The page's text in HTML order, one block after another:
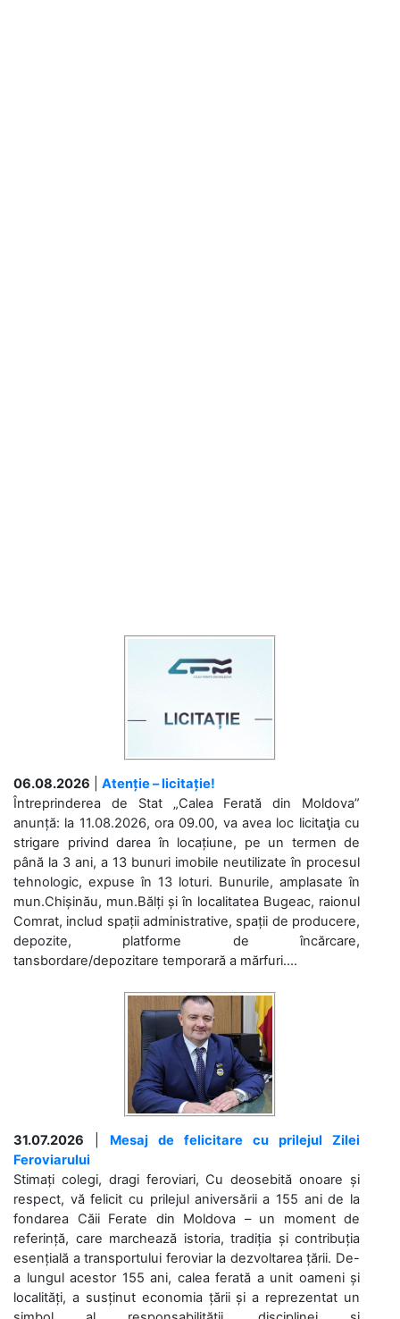
06.08.2026
Atenție – licitație!
Întreprinderea de Stat „Calea Ferată din Moldova”
anunță: la 11.08.2026, ora 09.00, va avea loc licitaţia cu
strigare privind darea în locațiune, pe un termen de
până la 3 ani, a 13 bunuri imobile neutilizate în procesul
tehnologic, expuse în 13 loturi. Bunurile, amplasate în
mun.Chișinău, mun.Bălți și în localitatea Bugeac, raionul
Comrat, includ spații administrative, spații de producere,
depozite, platforme de încărcare,
tansbordare/depozitare temporară a mărfuri....
31.07.2026
Mesaj de felicitare cu prilejul Zilei
Feroviarului
Stimați colegi, dragi feroviari, Cu deosebită onoare și
respect, vă felicit cu prilejul aniversării a 155 ani de la
fondarea Căii Ferate din Moldova – un moment de
referință, care marchează istoria, tradiția și contribuția
esențială a transportului feroviar la dezvoltarea țării. De-
a lungul acestor 155 ani, calea ferată a unit oameni și
localități, a susținut economia țării și a reprezentat un